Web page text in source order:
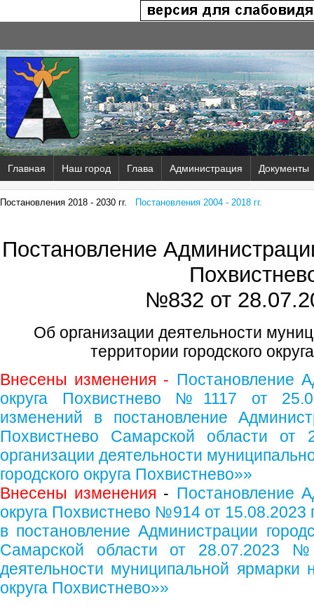
Главная Наш город Глава Администрация Документы
Постановления 2018 - 2030 гг. Постановления 2004 - 2018 гг.
Постановление
№832 от
Об организации деятельности
территории городского
Внесены изменения - Постановление
округа Похвистнево №1117 от
изменений в постановление
Похвистнево Самарской области
организации деятельности
городского округа Похвистнево»»
Внесены изменения - Постановление
округа Похвистнево №914 от 15.08.2023
в постановление Администрации
Самарской области от 28.07.2023
деятельности муниципальной ярмарки
округа Похвистнево»»